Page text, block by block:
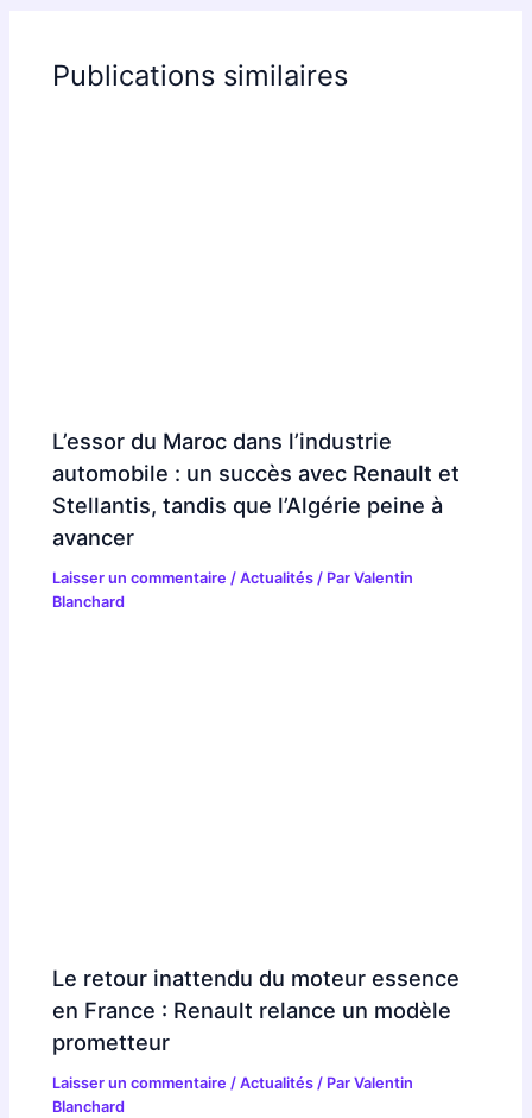
Publications similaires
L’essor du Maroc dans l’industrie
automobile : un succès avec Renault et
Stellantis, tandis que l’Algérie peine à
avancer
Laisser un commentaire /Actualités / ParValentin
Blanchard
Le retour inattendu du moteur essence
en France : Renault relance un modèle
prometteur
Laisser un commentaire /Actualités / ParValentin
Blanchard